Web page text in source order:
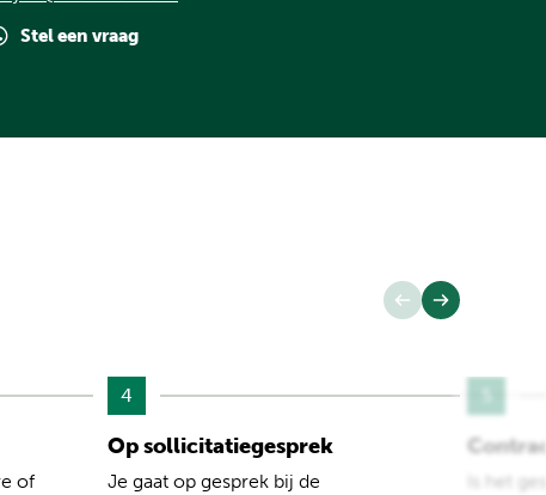
Stel een vraag
of
4
Op sollicitatiegesprek
Je gaat op gesprek bij de
Is het